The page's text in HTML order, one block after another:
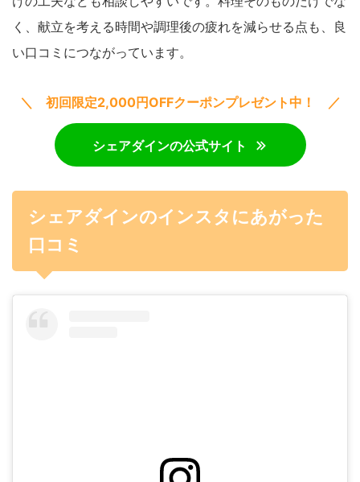
く、献立を考える時間や調理後の疲れを減らせる点も、良
い口コミにつながっています。
＼ 初回限定2,000円OFFクーポンプレゼント中！ ／
シェアダインの公式サイト
シェアダインのインスタにあがった
口コミ